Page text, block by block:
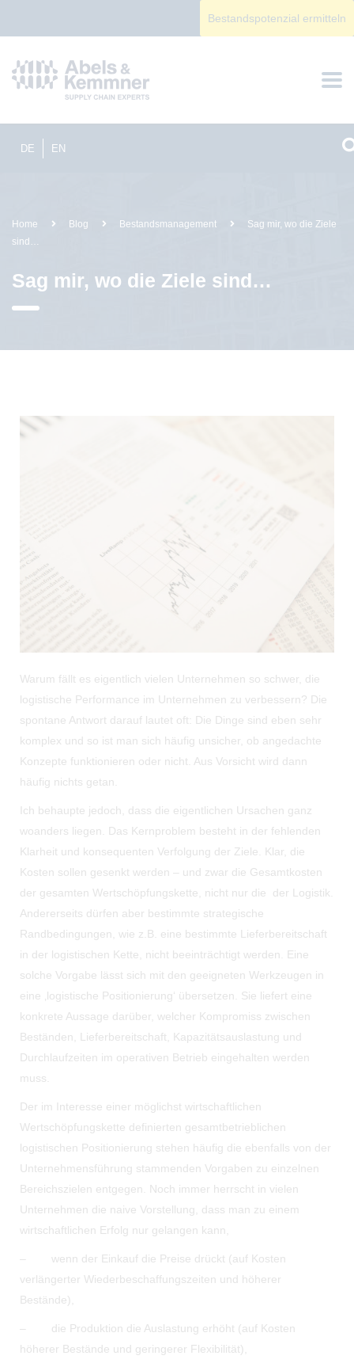
DE EN
Bestandspotenzial ermitteln
Home Blog Bestandsmanagement
Sag mir, wo die Ziele
sind…
Sag mir, wo die Ziele sind…
Warum fällt es eigentlich vielen Unternehmen so schwer, die
logistische Performance im Unternehmen zu verbessern? Die
spontane Antwort darauf lautet oft: Die Dinge sind eben sehr
komplex und so ist man sich häufig unsicher, ob angedachte
Konzepte funktionieren oder nicht. Aus Vorsicht wird dann
häufig nichts getan.
Ich behaupte jedoch, dass die eigentlichen Ursachen ganz
woanders liegen. Das Kernproblem besteht in der fehlenden
Klarheit und konsequenten Verfolgung der Ziele. Klar, die
Kosten sollen gesenkt werden – und zwar die Gesamtkosten
der gesamten Wertschöpfungskette, nicht nur die der Logistik.
Andererseits dürfen aber bestimmte strategische
Randbedingungen, wie z.B. eine bestimmte Lieferbereitschaft
in der logistischen Kette, nicht beeinträchtigt werden. Eine
solche Vorgabe lässt sich mit den geeigneten Werkzeugen in
eine ‚logistische Positionierung‘ übersetzen. Sie liefert eine
konkrete Aussage darüber, welcher Kompromiss zwischen
Beständen, Lieferbereitschaft, Kapazitätsauslastung und
Durchlaufzeiten im operativen Betrieb eingehalten werden
muss.
Der im Interesse einer möglichst wirtschaftlichen
Wertschöpfungskette definierten gesamtbetrieblichen
logistischen Positionierung stehen häufig die ebenfalls von der
Unternehmensführung stammenden Vorgaben zu einzelnen
Bereichszielen entgegen. Noch immer herrscht in vielen
Unternehmen die naive Vorstellung, dass man zu einem
wirtschaftlichen Erfolg nur gelangen kann,
– wenn der Einkauf die Preise drückt (auf Kosten
verlängerter Wiederbeschaffungszeiten und höherer
Bestände),
– die Produktion die Auslastung erhöht (auf Kosten
höherer Bestände und geringerer Flexibilität),